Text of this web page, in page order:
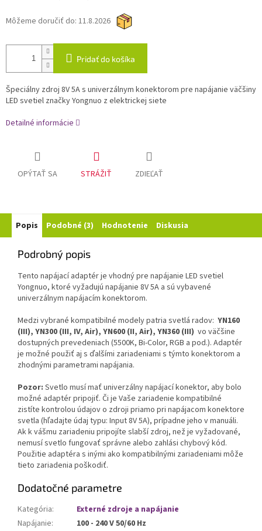
Môžeme doručiť do: 11.8.2026
Pridať do košíka
Špeciálny zdroj 8V 5A s univerzálnym konektorom pre napájanie väčšiny
LED svetiel značky Yongnuo z elektrickej siete
Detailné informácie
OPÝTAŤ SA STRÁŽIŤ ZDIEĽAŤ
Popis Podobné (3) Hodnotenie Diskusia
Podrobný popis
Tento napájací adaptér je vhodný pre napájanie LED svetiel
Yongnuo, ktoré vyžadujú napájanie 8V 5A a sú vybavené
univerzálnym napájacím konektorom.
Medzi vybrané kompatibilné modely patria svetlá radov: YN160
(III), YN300 (III, IV, Air), YN600 (II, Air), YN360 (III) vo väčšine
dostupných prevedeniach (5500K, Bi-Color, RGB a pod.). Adaptér
je možné použiť aj s ďalšími zariadeniami s týmto konektorom a
zhodnými parametrami napájania.
Pozor: Svetlo musí mať univerzálny napájací konektor, aby bolo
možné adaptér pripojiť. Či je Vaše zariadenie kompatibilné
zistíte kontrolou údajov o zdroji priamo pri napájacom konektore
svetla (hľadajte údaj typu: Input 8V 5A), prípadne jeho v manuáli.
Ak k vášmu zariadeniu pripojíte slabší zdroj, než je vyžadované,
nemusí svetlo fungovať správne alebo zahlási chybový kód.
Použitie adaptéra s inými ako kompatibilnými zariadeniami môže
tieto zariadenia poškodiť.
Dodatočné parametre
Kategória:
Externé zdroje a napájanie
Napájanie:
100 - 240 V 50/60 Hz